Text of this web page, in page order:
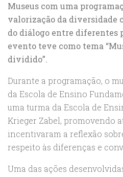
Museus com uma
valorização da diversidade
do diálogo entre diferentes
evento teve como tema
dividido”.
Durante a programação, o
da Escola de Ensino
uma turma da Escola de
Krieger Zabel, promovendo
incentivaram a reflexão
respeito às diferenças e
Uma das ações